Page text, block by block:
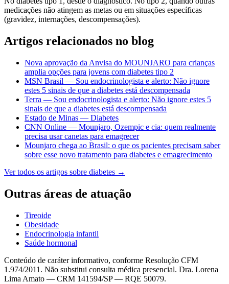
medicações não atingem as metas ou em situações específicas
(gravidez, internações, descompensações).
Artigos relacionados no blog
Nova aprovação da Anvisa do MOUNJARO para crianças
amplia opções para jovens com diabetes tipo 2
MSN Brasil — Sou endocrinologista e alerto: Não ignore
estes 5 sinais de que a diabetes está descompensada
Terra — Sou endocrinologista e alerto: Não ignore estes 5
sinais de que a diabetes está descompensada
Estado de Minas — Diabetes
CNN Online — Mounjaro, Ozempic e cia: quem realmente
precisa usar canetas para emagrecer
Mounjaro chega ao Brasil: o que os pacientes precisam saber
sobre esse novo tratamento para diabetes e emagrecimento
Ver todos os artigos sobre diabetes →
Outras áreas de atuação
Tireoide
Obesidade
Endocrinologia infantil
Saúde hormonal
Conteúdo de caráter informativo, conforme Resolução CFM
1.974/2011. Não substitui consulta médica presencial. Dra. Lorena
Lima Amato — CRM 141594/SP — RQE 50079.